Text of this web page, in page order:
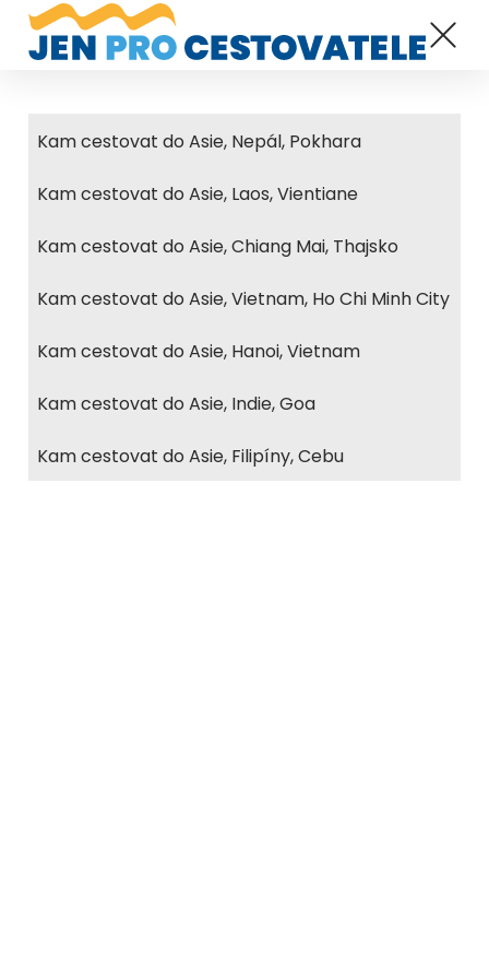
Kam cestovat do Asie, Nepál, Pokhara
Kam cestovat do Asie, Laos, Vientiane
Kam cestovat do Asie, Chiang Mai, Thajsko
Kam cestovat do Asie, Vietnam, Ho Chi Minh City
Kam cestovat do Asie, Hanoi, Vietnam
Kam cestovat do Asie, Indie, Goa
Kam cestovat do Asie, Filipíny, Cebu